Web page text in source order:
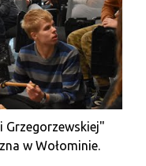
Grzegorzewskiej"
w Wołominie.